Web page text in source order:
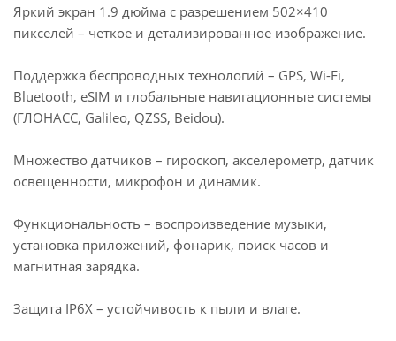
Яркий экран 1.9 дюйма с разрешением 502×410
пикселей – четкое и детализированное изображение.
Поддержка беспроводных технологий – GPS, Wi-Fi,
Bluetooth, eSIM и глобальные навигационные системы
(ГЛОНАСС, Galileo, QZSS, Beidou).
Множество датчиков – гироскоп, акселерометр, датчик
освещенности, микрофон и динамик.
Функциональность – воспроизведение музыки,
установка приложений, фонарик, поиск часов и
магнитная зарядка.
Защита IP6X – устойчивость к пыли и влаге.